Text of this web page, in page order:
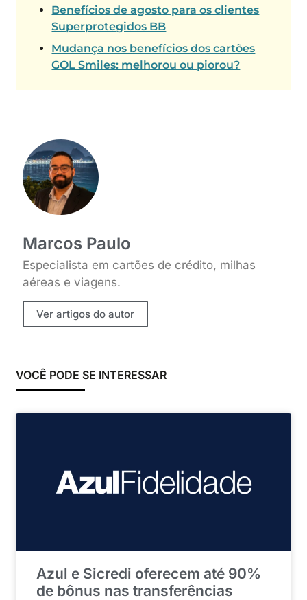
Benefícios de agosto para os clientes
Superprotegidos BB
Mudança nos benefícios dos cartões
GOL Smiles: melhorou ou piorou?
Marcos Paulo
Especialista em cartões de crédito, milhas
aéreas e viagens.
Ver artigos do autor
VOCÊ PODE SE INTERESSAR
Azul e Sicredi oferecem até 90%
de bônus nas transferências